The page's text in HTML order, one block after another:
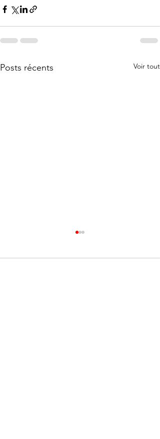
Posts récents Voir tout